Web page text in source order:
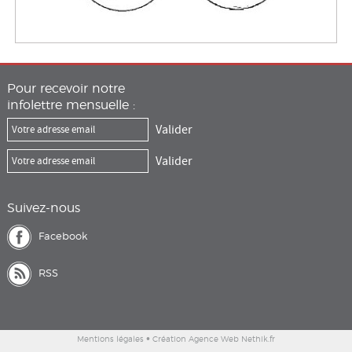
CONTACT
Pour recevoir notre
infolettre mensuelle :
Suivez-nous
Facebook
RSS
Mentions légales • Création Agence Web Nethik.fr